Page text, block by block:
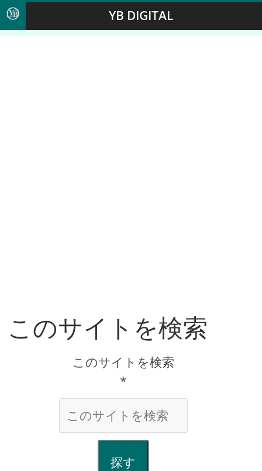
YB DIGITAL
このサイトを検索
このサイトを検索
*
探す